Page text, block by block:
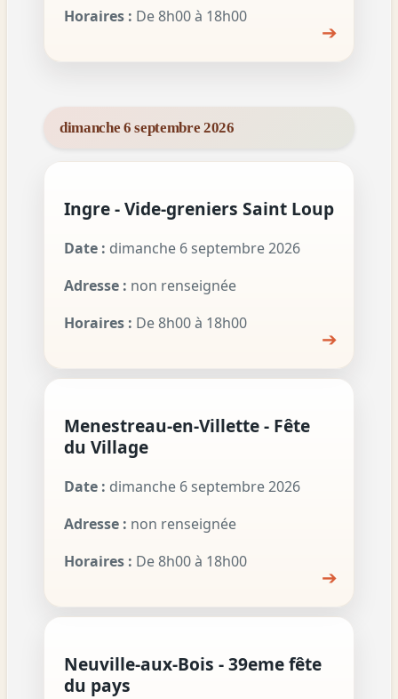
Horaires : De 8h00 à 18h00
➔
dimanche 6 septembre 2026
Ingre - Vide-greniers Saint Loup
Date : dimanche 6 septembre 2026
Adresse : non renseignée
Horaires : De 8h00 à 18h00
➔
Menestreau-en-Villette - Fête
du Village
Date : dimanche 6 septembre 2026
Adresse : non renseignée
Horaires : De 8h00 à 18h00
➔
Neuville-aux-Bois - 39eme fête
du pays